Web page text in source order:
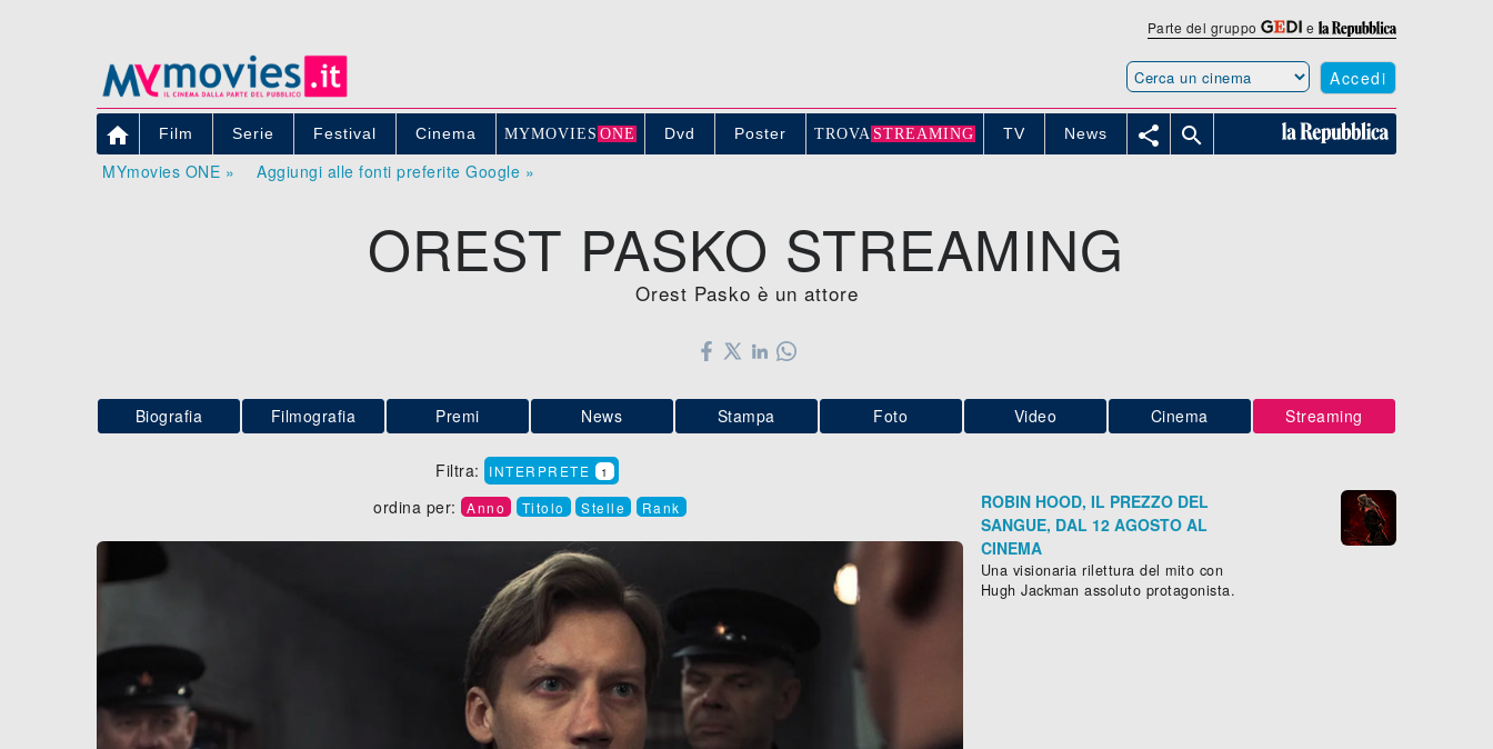
Parte del gruppo e
Accedi
 Film Serie Festival Cinema MYMOVIE S ONE Dvd Poster TROVA STREAMING TV News  
MYmovies ONE » Aggiungi alle fonti preferite Google »
OREST PASKO STREAMING
Orest Pasko è un attore
Biografia Filmografia Premi News Stampa Foto Video Cinema Streaming
Filtra: INTERPRETE 1
ordina per: Anno Titolo Stelle Rank
ROBIN HOOD, IL PREZZO DEL
SANGUE, DAL 12 AGOSTO AL
CINEMA
Una visionaria rilettura del mito con
Hugh Jackman assoluto protagonista.